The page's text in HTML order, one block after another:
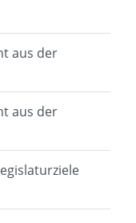
aus der
aus der